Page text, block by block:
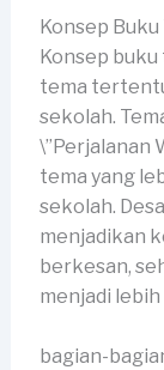
Konsep
Konsep
tema
sekolah.
\”Perjalanan
tema yang
sekolah.
menjadikan
berkesan,
menjadi lebih
bagian-